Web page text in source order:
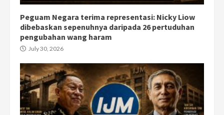
Peguam Negara terima representasi: Nicky Liow
dibebaskan sepenuhnya daripada 26 pertuduhan
pengubahan wang haram
July 30, 2026